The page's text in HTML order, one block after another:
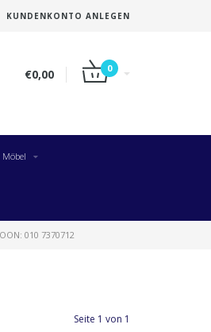
KUNDENKONTO ANLEGEN
€0,00 0
Möbel
010 7370712
Seite 1 von 1